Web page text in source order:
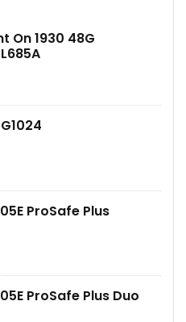
On 1930 48G
ProSafe Plus
ProSafe Plus Duo